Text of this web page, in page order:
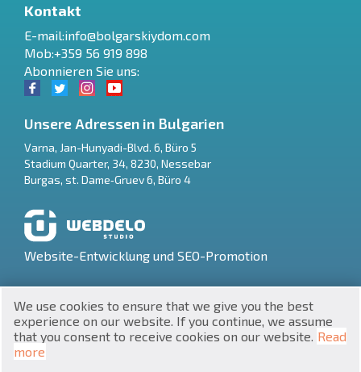
$
₴
zł BG
Kontakt
E-mail:info@bolgarskiydom.com
Mob:+359 56 919 898
Abonnieren Sie uns:
Unsere Adressen in Bulgarien
Varna, Jan-Hunyadi-Blvd. 6, Büro 5
Stadium Quarter, 34, 8230, Nessebar
Burgas, st. Dame‑Gruev 6, Büro 4
Website-Entwicklung und SEO-Promotion
UNIC 201160903
We use cookies to ensure that we give you the best
experience on our website. If you continue, we assume
that you consent to receive cookies on our website. Read
more